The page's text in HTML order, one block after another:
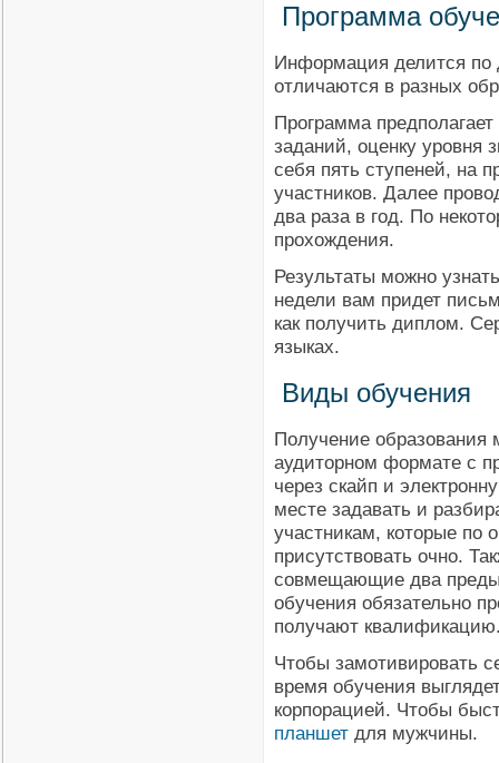
Программа
Информация делится по
отличаются в разных
Программа
заданий, оценку уровня
себя пять ступеней, на
участников. Далее
два раза в год. По
прохождения.
Результаты можно
недели вам придет
как получить диплом.
языках.
Виды обучения
Получение
аудиторном формате с
через скайп и
месте задавать и
участникам, которые по
присутствовать очно.
совмещающие два
обучения обязательно
получают
Чтобы замотивировать
время обучения
корпорацией. Чтобы
планшет для мужчины.